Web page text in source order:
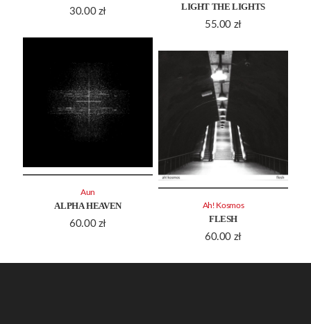
30.00 zł
LIGHT THE LIGHTS
55.00 zł
ALPHA HEAVEN
60.00 zł
Aun
FLESH
60.00 zł
Ah! Kosmos